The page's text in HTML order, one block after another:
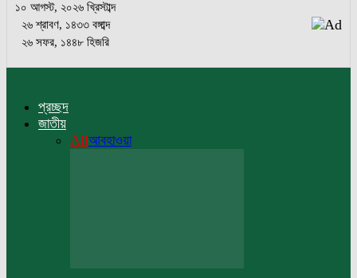
১০ আগস্ট, ২০২৬ খ্রিস্টাব্দ
২৬ শ্রাবণ, ১৪৩৩ বঙ্গাব্দ
২৬ সফর, ১৪৪৮ হিজরি
প্রচ্ছদ
জাতীয়
Allআবহাওয়া